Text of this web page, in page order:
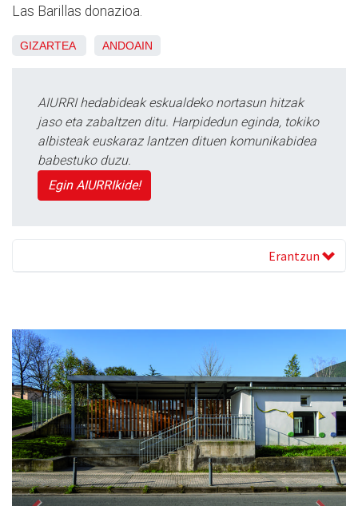
Las Barillas donazioa.
GIZARTEA ANDOAIN
AIURRI hedabideak eskualdeko nortasun hitzak
jaso eta zabaltzen ditu. Harpidedun eginda, tokiko
albisteak euskaraz lantzen dituen komunikabidea
babestuko duzu.
Egin AIURRIkide!
Erantzun